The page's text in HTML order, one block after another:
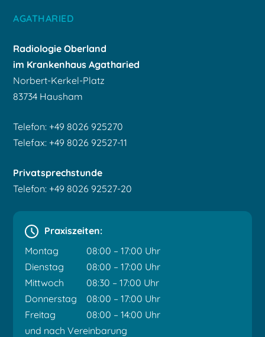
AGATHARIED
Radiologie Oberland
im Krankenhaus Agatharied
Norbert-Kerkel-Platz
83734 Hausham
Telefon: +49 8026 925270
Telefax: +49 8026 92527-11
Privatsprechstunde
Telefon: +49 8026 92527-20
Praxiszeiten:
Montag
08:00 – 17:00 Uhr
Dienstag
08:00 – 17:00 Uhr
Mittwoch
08:30 – 17:00 Uhr
Donnerstag
08:00 – 17:00 Uhr
Freitag
08:00 – 14:00 Uhr
und nach Vereinbarung